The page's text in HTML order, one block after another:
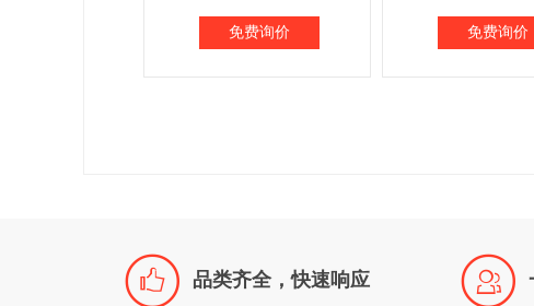
免费询价 免费询价
 品类齐全，快速响应 